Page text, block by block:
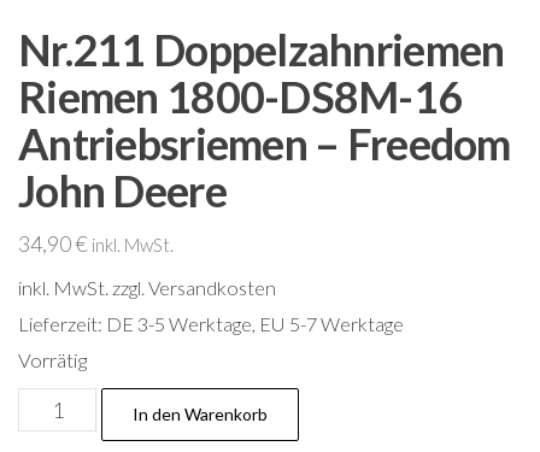
Nr.211 Doppelzahnriemen
Riemen 1800-DS8M-16
Antriebsriemen – Freedom
John Deere
34,90€ inkl. MwSt.
inkl. MwSt. zzgl. Versandkosten
Lieferzeit: DE 3-5 Werktage, EU 5-7 Werktage
Vorrätig
Nr.211
Doppelzahnriemen
In den Warenkorb